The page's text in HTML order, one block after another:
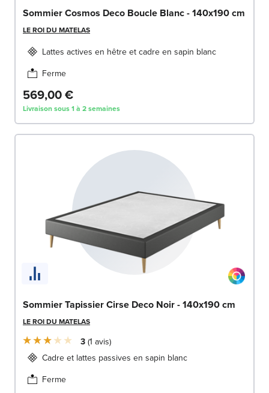
Sommier Cosmos Deco Boucle Blanc - 140x190 cm
LE ROI DU MATELAS
Lattes actives en hêtre et cadre en sapin blanc
Ferme
569,00 €
Livraison sous 1 à 2 semaines
Sommier Tapissier Cirse Deco Noir - 140x190 cm
LE ROI DU MATELAS
3 1 avis
Cadre et lattes passives en sapin blanc
Ferme